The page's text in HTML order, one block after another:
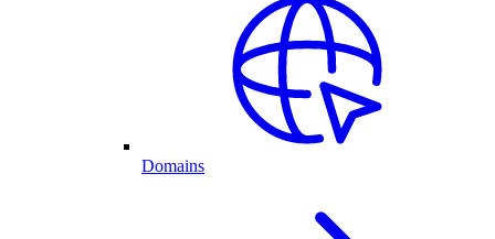
Domains